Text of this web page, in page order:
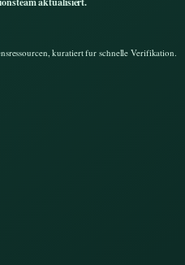
kuratiert fur schnelle Verifikation.